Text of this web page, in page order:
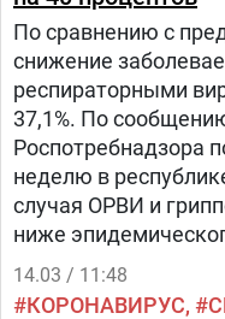
По сравнению с
снижение
респираторными
37,1%. По
Роспотребнадзора
неделю в
случая ОРВИ и
ниже
14.03 / 11:48
КОРОНАВИРУС